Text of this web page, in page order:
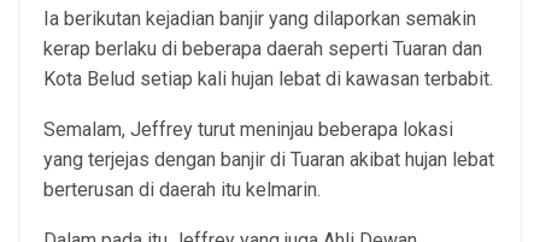
Ia berikutan kejadian banjir yang dilaporkan semakin
kerap berlaku di beberapa daerah seperti Tuaran dan
Kota Belud setiap kali hujan lebat di kawasan terbabit.
Semalam, Jeffrey turut meninjau beberapa lokasi
yang terjejas dengan banjir di Tuaran akibat hujan lebat
berterusan di daerah itu kelmarin.